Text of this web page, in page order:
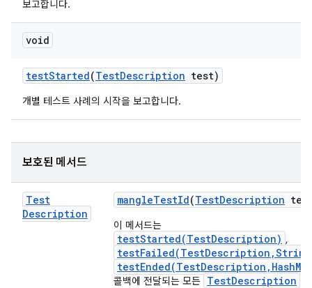
보고합니다.
void
testStarted(TestDescription test)
개별 테스트 사례의 시작을 보고합니다.
보호된 메서드
Test
Description
mangleTestId(TestDescription
이 메서드는
testStarted(TestDescription) ,
콜백에 전달되는 모든 TestDescription